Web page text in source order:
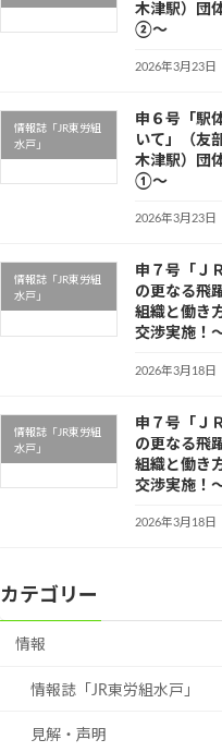
木津駅）団
②〜
2026年3月23日
情報誌「JR東労組
水戸」
申６号「駅
いて」（友
木津駅）団
①〜
2026年3月23日
情報誌「JR東労組
水戸」
申７号「Ｊ
の更なる飛
組織と働き
交渉実施！
2026年3月18日
情報誌「JR東労組
水戸」
申７号「Ｊ
の更なる飛
組織と働き
交渉実施！
2026年3月18日
カテゴリー
情報
情報誌「JR東労組水戸」
見解・声明